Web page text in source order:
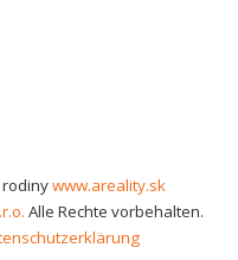
www.areality.sk
Alle Rechte vorbehalten.